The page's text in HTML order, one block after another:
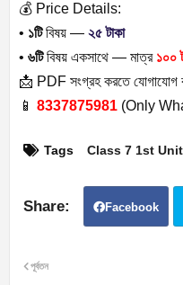
💰 Price Details:
• ১টিবিষয় — ২৫ টাকা
• ৬টিবিষয় একসাথে — মাত্র ১০০
📩 PDF সংগ্রহ করতে যোগাযোগ
📱 8337875981 (Only
Tags Class 7 1st
Facebook
পূর্বতন